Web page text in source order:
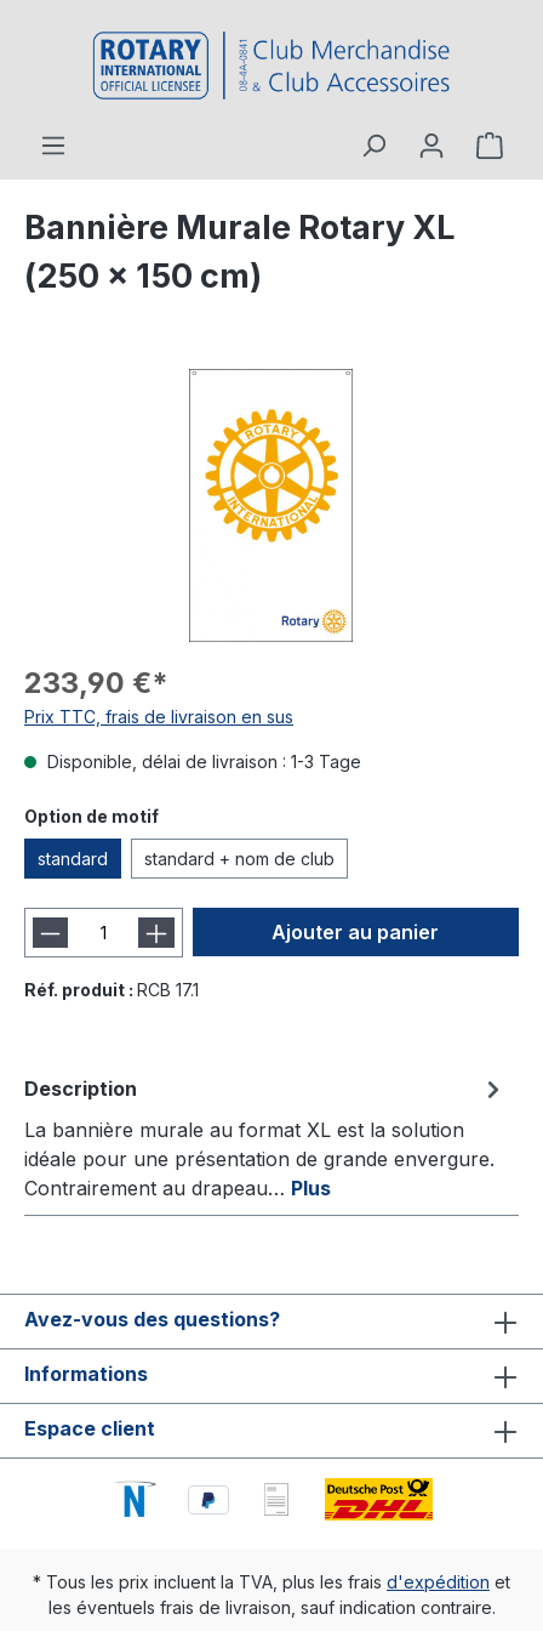
Bannière Murale Rotary XL
(250 x 150 cm)
233,90 €*
Prix TTC, frais de livraison en sus
Disponible, délai de livraison : 1-3 Tage
Option de motif
standard standard + nom de club
Ajouter au panier
Réf. produit : RCB 17.1
Description
La bannière murale au format XL est la solution
idéale pour une présentation de grande envergure.
Contrairement au drapeau… Plus
Avez-vous des questions?
Informations
Espace client
* Tous les prix incluent la TVA, plus les frais d'expédition et
les éventuels frais de livraison, sauf indication contraire.